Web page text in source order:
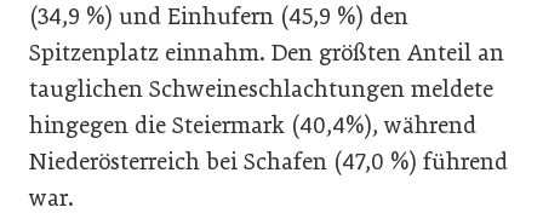
(34,9 %) und Einhufern (45,9 %) den
Spitzenplatz einnahm. Den größten Anteil an
tauglichen Schweineschlachtungen meldete
hingegen die Steiermark (40,4%), während
Niederösterreich bei Schafen (47,0 %) führend
war.